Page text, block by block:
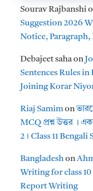
Sourav Rajbanshi
Suggestion 2026
Notice,
Debajeet sahaon
Sentences Rules
Joining Korar
Riaj Samimon
MCQ প্রশ্ন উত্তর ।
2। Class 11 Bengali
Bangladeshon
Writing for class
Report Writing